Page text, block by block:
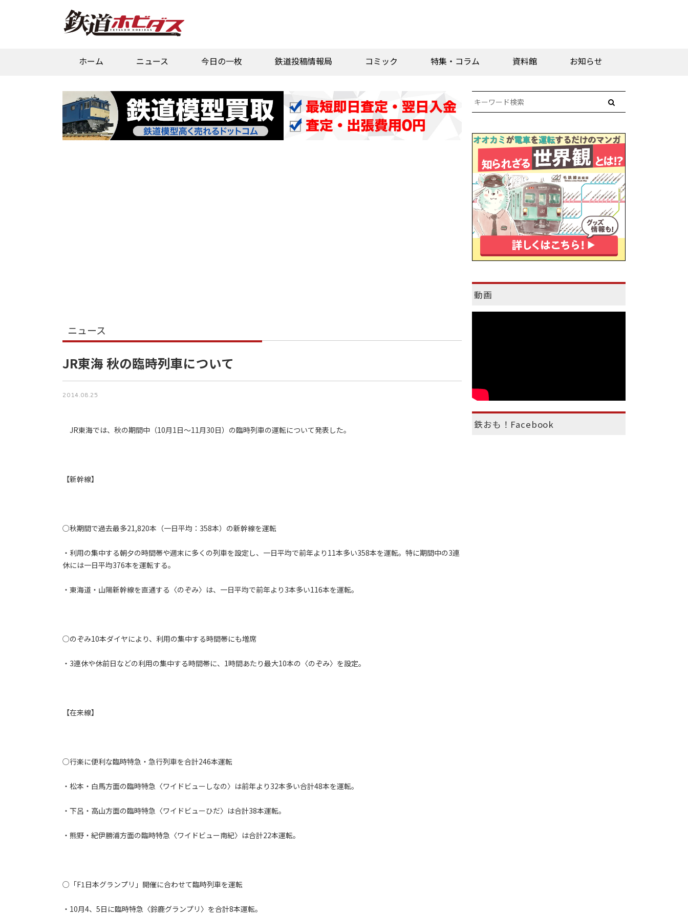
ホーム ニュース 今日の一枚 鉄道投稿情報局 コミック 特集・コラム 資料館 お知らせ
ニュース
JR東海 秋の臨時列車について
2014.08.25
JR東海では、秋の期間中（10月1日～11月30日）の臨時列車の運転について発表した。
【新幹線】
○秋期間で過去最多21,820本（一日平均：358本）の新幹線を運転
・利用の集中する朝夕の時間帯や週末に多くの列車を設定し、一日平均で前年より11本多い358本を運転。特に期間中の3連
休には一日平均376本を運転する。
・東海道・山陽新幹線を直通する〈のぞみ〉は、一日平均で前年より3本多い116本を運転。
○のぞみ10本ダイヤにより、利用の集中する時間帯にも増席
・3連休や休前日などの利用の集中する時間帯に、1時間あたり最大10本の〈のぞみ〉を設定。
【在来線】
○行楽に便利な臨時特急・急行列車を合計246本運転
・松本・白馬方面の臨時特急〈ワイドビューしなの〉は前年より32本多い合計48本を運転。
・下呂・高山方面の臨時特急〈ワイドビューひだ〉は合計38本運転。
・熊野・紀伊勝浦方面の臨時特急〈ワイドビュー南紀〉は合計22本運転。
○「F1日本グランプリ」開催に合わせて臨時列車を運転
・10月4、5日に臨時特急〈鈴鹿グランプリ〉を合計8本運転。
動画
鉄おも！Facebook